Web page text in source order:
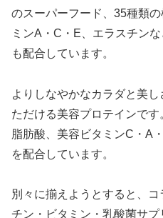
のスーパーフード、35種類
ミンA・C・E、エラスチン
も配合しています。
よりしなやかなカラダと美
ただける美容プロテインで
脂肪酸、美容ビタミンC・A
を配合しています。
別々に揃えようとすると、
チン・ビタミン・乳酸菌サ